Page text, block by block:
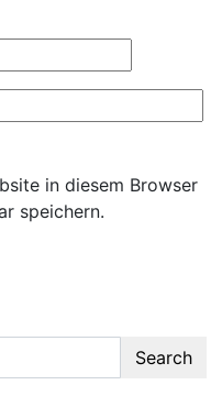
in diesem Browser
speichern.
Search